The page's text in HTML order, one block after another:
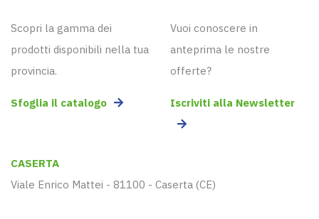
Scopri la gamma dei
prodotti disponibili nella tua
provincia.
Sfoglia il catalogo
Vuoi conoscere in
anteprima le nostre
offerte?
Iscriviti alla Newsletter
CASERTA
Viale Enrico Mattei - 81100 - Caserta (CE)